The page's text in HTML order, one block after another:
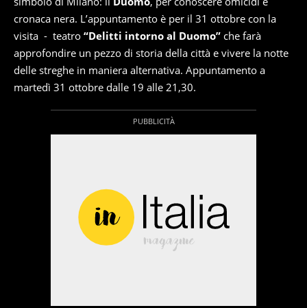
cronaca nera. L’appuntamento è per il 31 ottobre con la
visita - teatro “Delitti intorno al Duomo” che farà
approfondire un pezzo di storia della città e vivere la notte
delle streghe in maniera alternativa. Appuntamento a
martedì 31 ottobre dalle 19 alle 21,30.